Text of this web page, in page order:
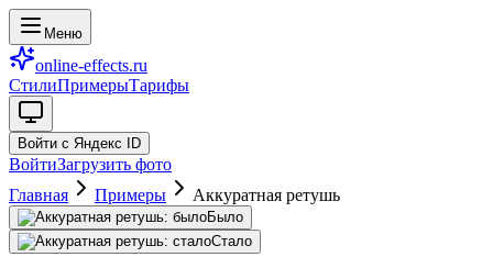
Меню
online-effects.ru
СтилиПримерыТарифы
Войти с Яндекс ID
ВойтиЗагрузить фото
Главная
Примеры Аккуратная ретушь
Было
Стало